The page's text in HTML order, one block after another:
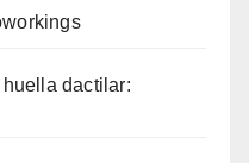
dactilar: